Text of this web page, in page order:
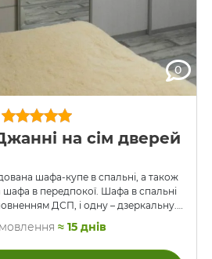
0
на сім дверей
шафа-купе в спальні, а також
в передпокої. Шафа в спальні
ДСП, і одну – дзеркальну.
вставками алюмінієвого
≈ 15 днів